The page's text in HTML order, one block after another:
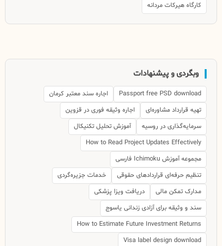
کارگاه هیرکات مردانه
وبگردی و پیشنهادات
Passport free PSD download
اجاره سند معتبر کرمان
تهیه قرارداد مشاوره‌ای
اجاره وثیقه فوری در قزوین
سرمایه‌گذاری در روسیه
آموزش تحلیل تکنیکال
How to Read Project Updates Effectively
مجموعه آموزش Ichimoku فارسی
تنظیم حرفه‌ای قراردادهای حقوقی
خدمات جزیره‌گردی
مدارک تمکن مالی
دریافت ویزا پزشکی
سند و وثیقه برای آزادی زندانی یاسوج
How to Estimate Future Investment Returns
Visa label design download